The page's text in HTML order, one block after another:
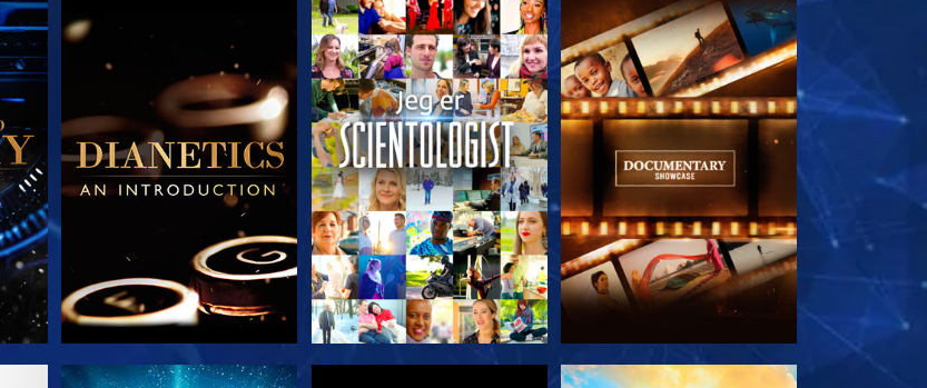
UDFORSK SERIEN UDFORSK SERIEN UDFORSK SERIEN